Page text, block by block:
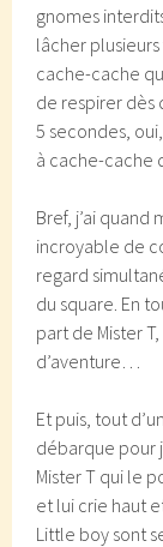
gnomes
lâcher
cache-cache
de respirer dès
5 secondes,
à cache-cache
Bref, j’ai quand
incroyable de
regard
du square. En
part de Mister
d’aventure…
Et puis, tout
débarque pour
Mister T qui le
et lui crie haut
Little boy sont